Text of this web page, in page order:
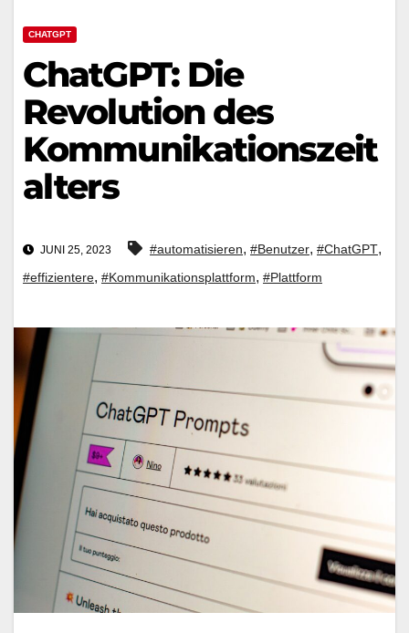
CHATGPT
ChatGPT: Die
Revolution des
Kommunikationszeit
alters
JUNI 25, 2023 #automatisieren, #Benutzer, #ChatGPT,
#effizientere, #Kommunikationsplattform, #Plattform